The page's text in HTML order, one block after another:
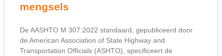
mengsels
De AASHTO M 307:2022 standaard, gepubliceerd door
de American Association of State Highway and
Transportation Officials (ASHTO), specificeert de